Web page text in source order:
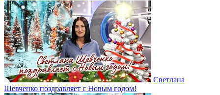
Светлана
Шевченко поздравляет с Новым годом!